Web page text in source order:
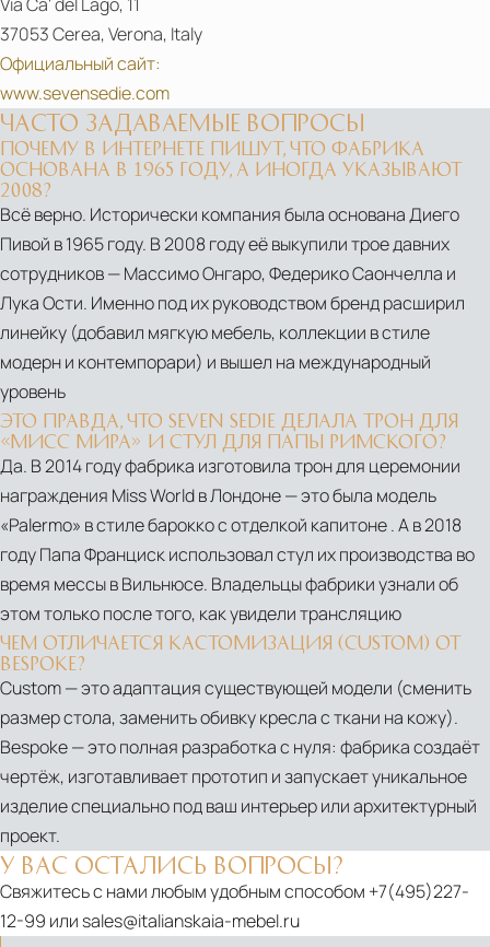
BAR-
COUNTER-
STOOLS
37053 Cerea, Verona, Italy
Официальный сайт:
www.sevensedie.com
ЧАСТО ЗАДАВАЕМЫЕ ВОПРОСЫ
ПОЧЕМУ В ИНТЕРНЕТЕ ПИШУТ, ЧТО ФАБРИКА
ОСНОВАНА В 1965 ГОДУ, А ИНОГДА УКАЗЫВАЮТ
2008?
Всё верно. Исторически компания была основана Диего
Пивой в 1965 году. В 2008 году её выкупили трое давних
сотрудников — Массимо Онгаро, Федерико Саончелла и
Лука Ости. Именно под их руководством бренд расширил
линейку (добавил мягкую мебель, коллекции в стиле
модерн и контемпорари) и вышел на международный
уровень
ЭТО ПРАВДА, ЧТО SEVEN SEDIE ДЕЛАЛА ТРОН ДЛЯ
«МИСС МИРА» И СТУЛ ДЛЯ ПАПЫ РИМСКОГО?
Да. В 2014 году фабрика изготовила трон для церемонии
награждения Miss World в Лондоне — это была модель
«Palermo» в стиле барокко с отделкой капитоне . А в 2018
году Папа Франциск использовал стул их производства во
время мессы в Вильнюсе. Владельцы фабрики узнали об
этом только после того, как увидели трансляцию
ЧЕМ ОТЛИЧАЕТСЯ КАСТОМИЗАЦИЯ (CUSTOM) ОТ
BESPOKE?
Custom — это адаптация существующей модели (сменить
размер стола, заменить обивку кресла с ткани на кожу).
Bespoke — это полная разработка с нуля: фабрика создаёт
чертёж, изготавливает прототип и запускает уникальное
изделие специально под ваш интерьер или архитектурный
проект.
У ВАС ОСТАЛИСЬ ВОПРОСЫ?
Свяжитесь с нами любым удобным способом +7(495)227-
12-99 или sales@italianskaia-mebel.ru